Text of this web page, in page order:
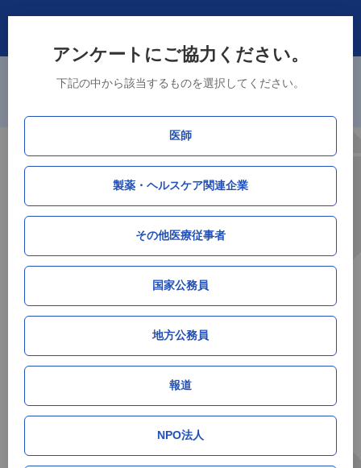
アンケートにご協力ください。
下記の中から該当するものを選択してください。
医師
製薬・ヘルスケア関連企業
その他医療従事者
国家公務員
地方公務員
報道
NPO法人
庁所在地である津市、山口市、徳島市、佐賀市の4市を追加しました。
厚生労働省データ連携
HPV（子宮頸がん）ワクチン接種率データ
群馬県
サマリー（全世代）
単月接種率
2026年5月 32位
2026年6月 20.9% 0.7% 276人 32位
サマリー（高校一年生相当）